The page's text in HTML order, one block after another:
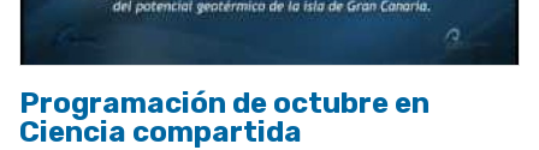
Programación de octubre en
Ciencia compartida